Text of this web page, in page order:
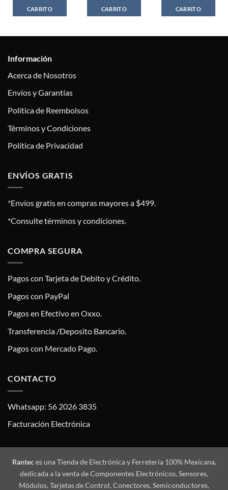
CARRITO
CARRITO
CARRITO
Información
Acerca de Nosotros
Envíos y Garantías
Política de Reembolsos
Términos y Condiciones
Política de Privacidad
ENVÍOS GRATIS
*Envíos gratis en compras mayores a $499.
*Consulte términos y condiciones.
COMPRA SEGURA
Pagos con Tarjeta de Debito y Crédito.
Pagos con PayPal
Pagos en Efectivo en Oxxo.
Transferencia /Deposito Bancario.
Pagos con Mercado Pago.
CONTACTO
Whatsapp: 56 2026 3835
Facturación Electrónica
Ranteces una Tienda de Electrónica y Ferretería 100% Mexicana,
dedicada a la venta de Componentes Electrónicos, Sensores,
Módulos, Tarjetas de Control, Conectores, Semiconductores,